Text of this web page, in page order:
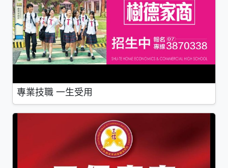
專業技職 一生受用